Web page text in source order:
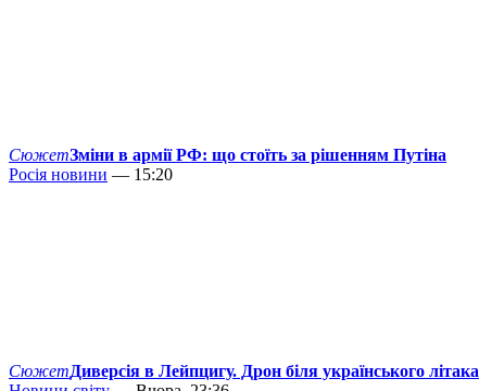
СюжетЗміни в армії РФ: що стоїть за рішенням Путіна
Росія новини — 15:20
СюжетДиверсія в Лейпцигу. Дрон біля українського літака